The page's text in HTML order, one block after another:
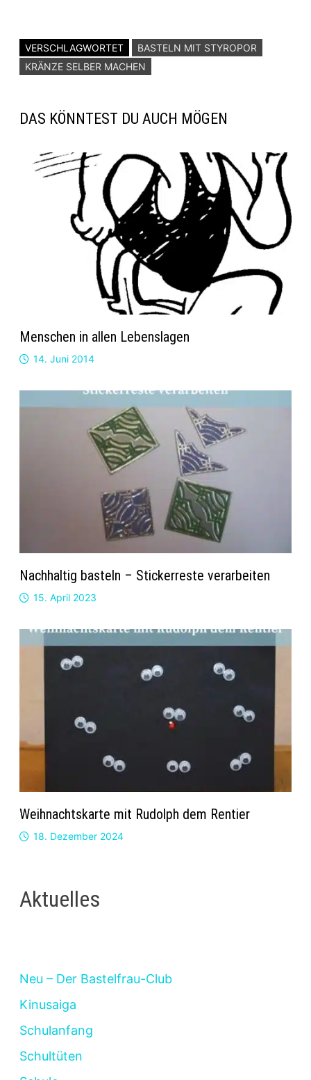
VERSCHLAGWORTET
BASTELN MIT STYROPOR
KRÄNZE SELBER MACHEN
DAS KÖNNTEST DU AUCH MÖGEN
Menschen in allen Lebenslagen
14. Juni 2014
Nachhaltig basteln – Stickerreste verarbeiten
15. April 2023
Weihnachtskarte mit Rudolph dem Rentier
18. Dezember 2024
Aktuelles
Neu – Der Bastelfrau-Club
Kinusaiga
Schulanfang
Schultüten